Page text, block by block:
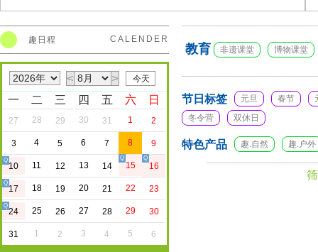
趣日程 CALENDER
< >
一 二 三 四 五 六 日
27 28 29 30 31 1 2
3 4 5 6 7 8 9
10
Q
11 12 13 14 15
Q
16
Q
17
Q
18 19 20 21 22 23
24
Q
25 26 27 28 29 30
31 1 2 3 4 5 6
教育 非遗课堂 博物课堂
节日标签 元旦 春节
冬令营
双休日
特色产品 趣.自然 趣.户外